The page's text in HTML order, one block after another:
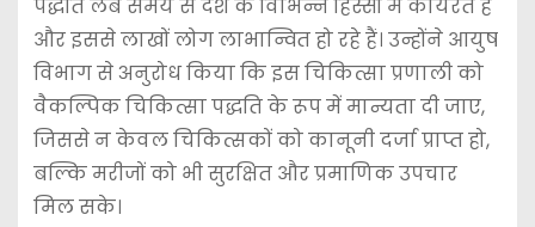
पद्धति लंबे समय से देश के विभिन्न हिस्सों में कार्यरत है
और इससे लाखों लोग लाभान्वित हो रहे हैं। उन्होंने आयुष
विभाग से अनुरोध किया कि इस चिकित्सा प्रणाली को
वैकल्पिक चिकित्सा पद्धति के रूप में मान्यता दी जाए,
जिससे न केवल चिकित्सकों को कानूनी दर्जा प्राप्त हो,
बल्कि मरीजों को भी सुरक्षित और प्रमाणिक उपचार
मिल सके।